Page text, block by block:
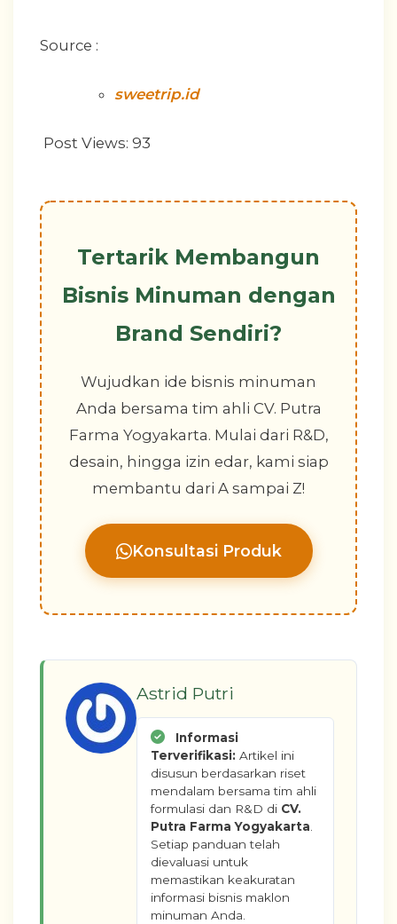
Source :
sweetrip.id
Post Views: 93
Tertarik Membangun
Bisnis Minuman dengan
Brand Sendiri?
Wujudkan ide bisnis minuman
Anda bersama tim ahli CV. Putra
Farma Yogyakarta. Mulai dari R&D,
desain, hingga izin edar, kami siap
membantu dari A sampai Z!
Konsultasi Produk
Astrid Putri
Informasi
Terverifikasi: Artikel ini
disusun berdasarkan riset
mendalam bersama tim ahli
formulasi dan R&D di CV.
Putra Farma Yogyakarta
Setiap panduan telah
dievaluasi untuk
memastikan keakuratan
informasi bisnis maklon
minuman Anda.